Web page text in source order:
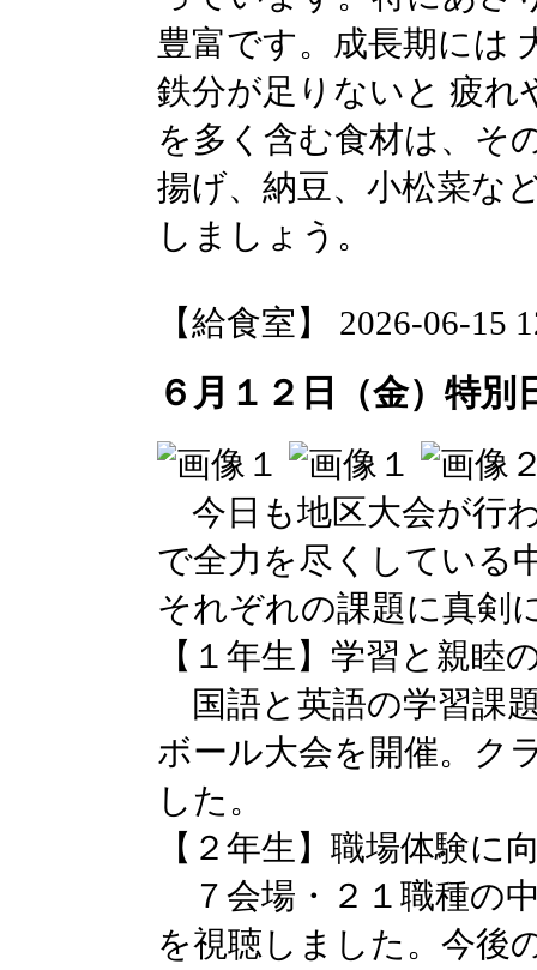
豊富です。成長期には
鉄分が足りないと 疲
を多く含む食材は、そ
揚げ、納豆、小松菜な
しましょう。
【給食室】 2026-06-15
６月１２日（金）特
今日も地区大会が行
で全力を尽くしている
それぞれの課題に真剣
【１年生】学習と親睦
国語と英語の学習課
ボール大会を開催。ク
した。
【２年生】職場体験に
７会場・２１職種の
を視聴しました。今後